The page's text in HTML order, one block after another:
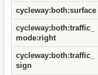
cycleway:both:surface
cycleway:both:traffic_
mode:right
cycleway:both:traffic_
sign